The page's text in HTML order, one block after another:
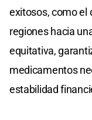
exitosos, como el
regiones hacia
equitativa,
medicamentos
estabilidad